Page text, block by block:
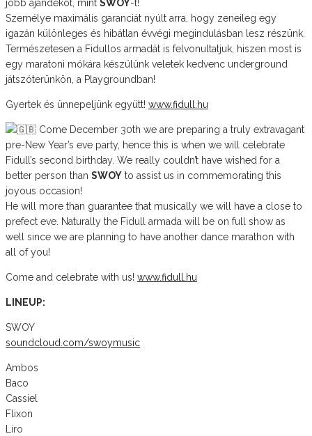
jobb ajándékot, mint SWOY-t!
Személye maximális garanciát nyúlt arra, hogy zeneileg egy
igazán különleges és hibátlan évvégi megindulásban lesz részünk.
Természetesen a Fidullos armadát is felvonultatjuk, hiszen most is
egy maratoni mókára készülünk veletek kedvenc underground
játszóterünkön, a Playgroundban!
Gyertek és ünnepeljünk együtt! www.fidull.hu
Come December 30th we are preparing a truly extravagant
pre-New Year’s eve party, hence this is when we will celebrate
Fidull’s second birthday. We really couldn’t have wished for a
better person than SWOY to assist us in commemorating this
joyous occasion!
He will more than guarantee that musically we will have a close to
prefect eve. Naturally the Fidull armada will be on full show as
well since we are planning to have another dance marathon with
all of you!
Come and celebrate with us! www.fidull.hu
LINEUP:
SWOY
soundcloud.com/swoymusic
Ambos
Baco
Cassiel
Flixon
Liro